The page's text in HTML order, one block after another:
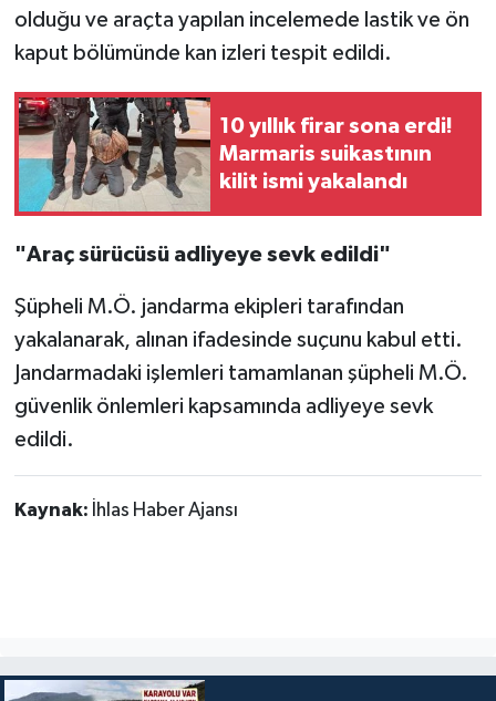
olduğu ve araçta yapılan incelemede lastik ve ön
kaput bölümünde kan izleri tespit edildi.
10 yıllık firar sona erdi!
Marmaris suikastının
kilit ismi yakalandı
"Araç sürücüsü adliyeye sevk edildi"
Şüpheli M.Ö. jandarma ekipleri tarafından
yakalanarak, alınan ifadesinde suçunu kabul etti.
Jandarmadaki işlemleri tamamlanan şüpheli M.Ö.
güvenlik önlemleri kapsamında adliyeye sevk
edildi.
Kaynak: İhlas Haber Ajansı